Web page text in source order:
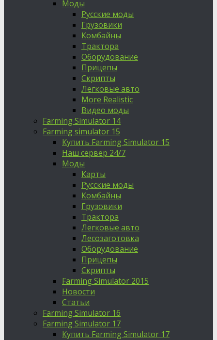
Моды
Русские моды
Грузовики
Комбайны
Трактора
Оборудование
Прицепы
Скрипты
Легковые авто
More Realistic
Видео моды
Farming Simulator 14
Farming simulator 15
Купить Farming Simulator 15
Наш сервер 24/7
Моды
Карты
Русские моды
Комбайны
Грузовики
Трактора
Легковые авто
Лесозаготовка
Оборудование
Прицепы
Скрипты
Farming Simulator 2015
Новости
Статьи
Farming Simulator 16
Farming Simulator 17
Купить Farming Simulator 17